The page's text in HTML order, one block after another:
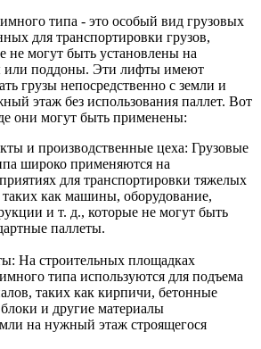
типа - это особый вид грузовых
для транспортировки грузов,
не могут быть установлены на
или поддоны. Эти лифты имеют
грузы непосредственно с земли и
этаж без использования паллет. Вот
они могут быть применены:
и производственные цеха: Грузовые
широко применяются на
для транспортировки тяжелых
таких как машины, оборудование,
и т. д., которые не могут быть
паллеты.
На строительных площадках
типа используются для подъема
таких как кирпичи, бетонные
и другие материалы
на нужный этаж строящегося